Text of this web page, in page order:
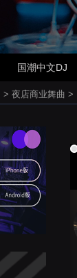
国潮中文DJ
> 夜店商业舞曲 >